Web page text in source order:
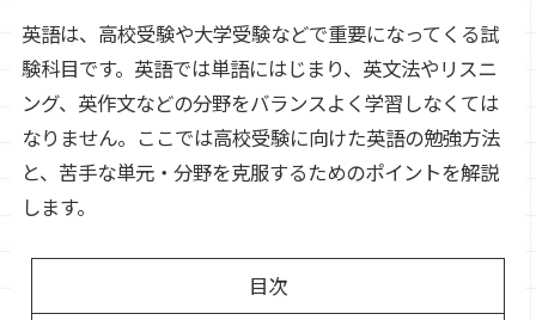
英語は、高校受験や大学受験などで重要になってくる試
験科目です。英語では単語にはじまり、英文法やリスニ
ング、英作文などの分野をバランスよく学習しなくては
なりません。ここでは高校受験に向けた英語の勉強方法
と、苦手な単元・分野を克服するためのポイントを解説
します。
目次